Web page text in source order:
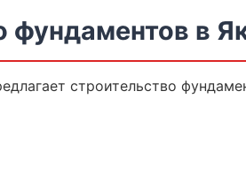
фундаментов в
строительство